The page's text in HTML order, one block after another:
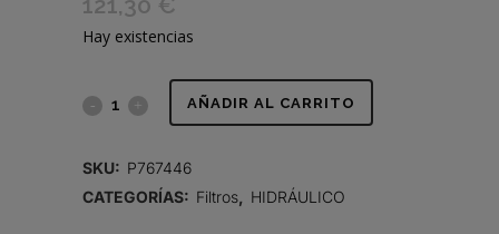
Hay existencias
FILTRO
CARTUCHO
AÑADIR AL CARRITO
SKU: P767446
CATEGORÍAS: Filtros HIDRÁULICO